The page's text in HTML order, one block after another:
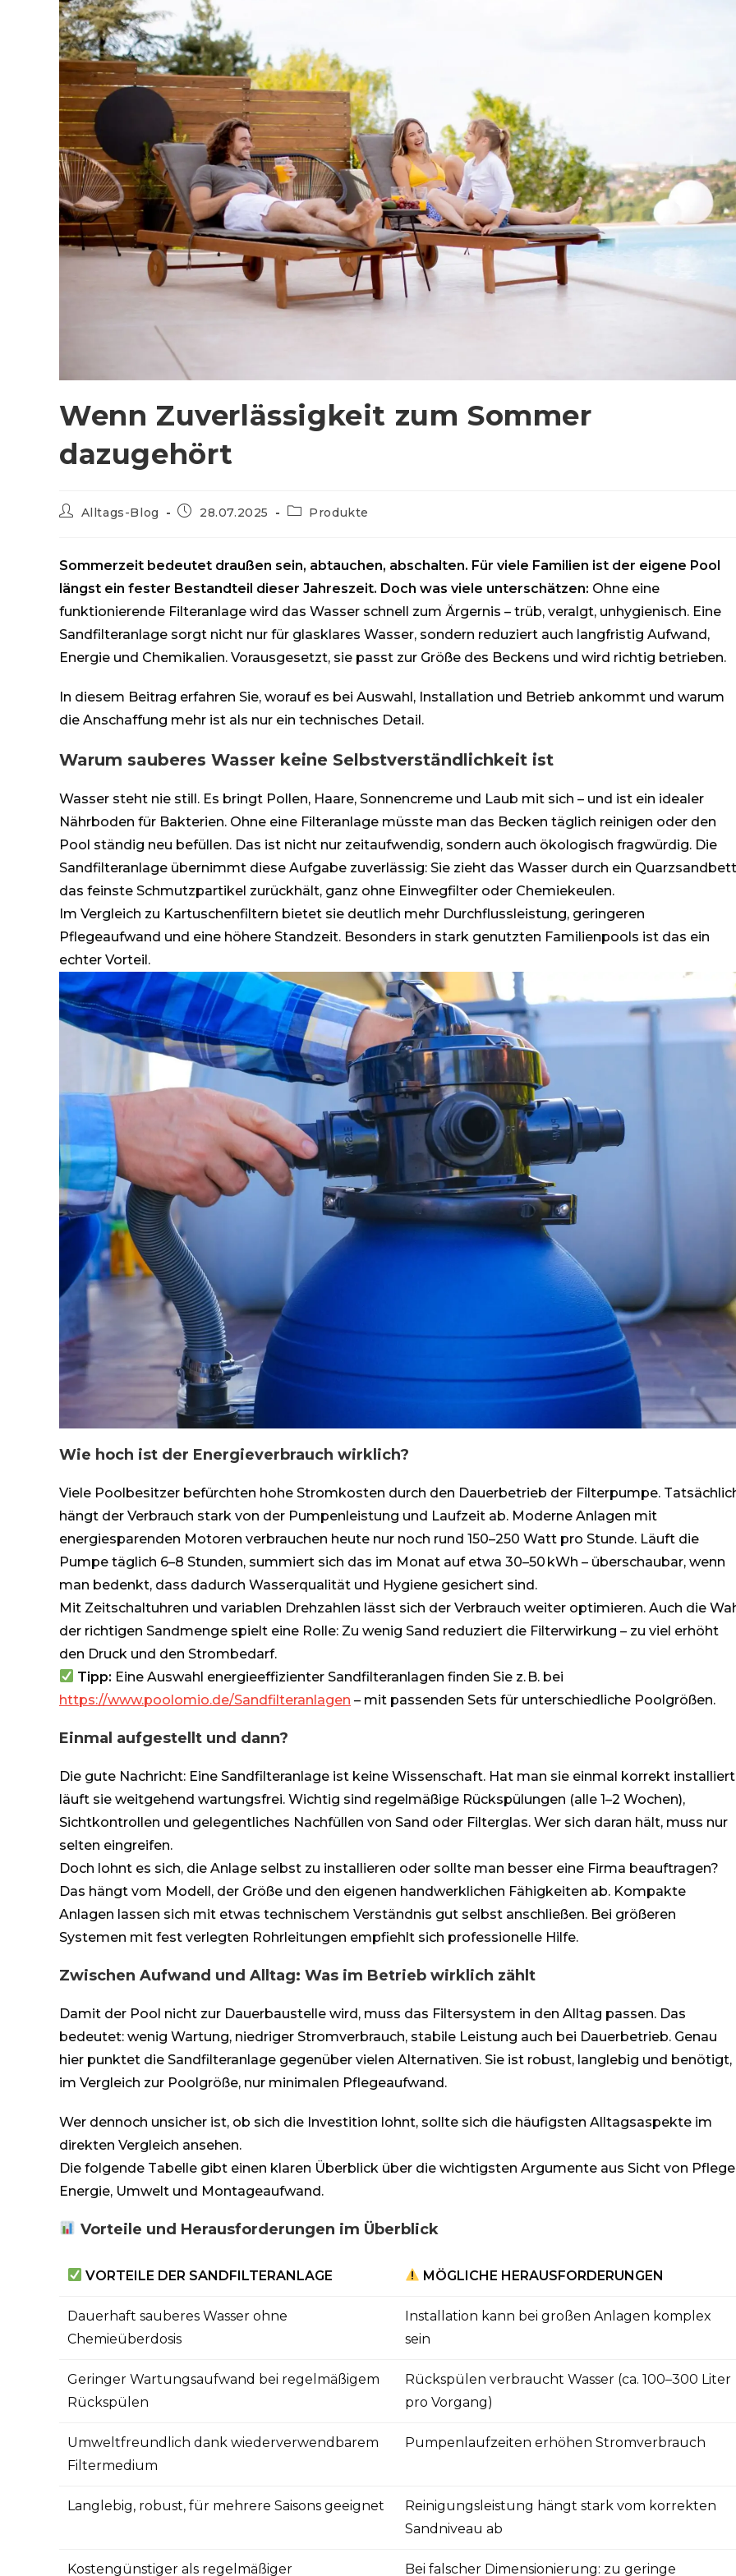
Wenn Zuverlässigkeit zum Sommer
dazugehört
Beitrags-
Alltags-Blog
Beitrag28.07.2025
Beitrags-
Produkte
Sommerzeit bedeutet draußen sein, abtauchen, abschalten. Für viele Familien ist der eigene Pool
längst ein fester Bestandteil dieser Jahreszeit. Doch was viele unterschätzen: Ohne eine
funktionierende Filteranlage wird das Wasser schnell zum Ärgernis – trüb, veralgt, unhygienisch. Eine
Sandfilteranlage sorgt nicht nur für glasklares Wasser, sondern reduziert auch langfristig Aufwand,
Energie und Chemikalien. Vorausgesetzt, sie passt zur Größe des Beckens und wird richtig betrieben.
In diesem Beitrag erfahren Sie, worauf es bei Auswahl, Installation und Betrieb ankommt und warum
die Anschaffung mehr ist als nur ein technisches Detail.
Warum sauberes Wasser keine Selbstverständlichkeit ist
Wasser steht nie still. Es bringt Pollen, Haare, Sonnencreme und Laub mit sich – und ist ein idealer
Nährboden für Bakterien. Ohne eine Filteranlage müsste man das Becken täglich reinigen oder den
Pool ständig neu befüllen. Das ist nicht nur zeitaufwendig, sondern auch ökologisch fragwürdig. Die
Sandfilteranlage übernimmt diese Aufgabe zuverlässig: Sie zieht das Wasser durch ein
das feinste Schmutzpartikel zurückhält, ganz ohne Einwegfilter oder Chemiekeulen.
Im Vergleich zu Kartuschenfiltern bietet sie deutlich mehr Durchflussleistung, geringeren
Pflegeaufwand und eine höhere Standzeit. Besonders in stark genutzten Familienpools ist das ein
echter Vorteil.
Wie hoch ist der Energieverbrauch wirklich?
Viele Poolbesitzer befürchten hohe Stromkosten durch den Dauerbetrieb der Filterpumpe.
hängt der Verbrauch stark von der Pumpenleistung und Laufzeit ab. Moderne Anlagen mit
energiesparenden Motoren verbrauchen heute nur noch rund 150–250 Watt pro Stunde. Läuft die
Pumpe täglich 6–8 Stunden, summiert sich das im Monat auf etwa 30–50 kWh – überschaubar, wenn
man bedenkt, dass dadurch Wasserqualität und Hygiene gesichert sind.
Mit Zeitschaltuhren und variablen Drehzahlen lässt sich der Verbrauch weiter optimieren. Auch die
der richtigen Sandmenge spielt eine Rolle: Zu wenig Sand reduziert die Filterwirkung – zu viel erhöht
den Druck und den Strombedarf.
Tipp: Eine Auswahl energieeffizienter Sandfilteranlagen finden Sie z. B. bei
https://www.poolomio.de/Sandfilteranlagen – mit passenden Sets für unterschiedliche Poolgrößen.
Einmal aufgestellt und dann?
Die gute Nachricht: Eine Sandfilteranlage ist keine Wissenschaft. Hat man sie einmal korrekt
läuft sie weitgehend wartungsfrei. Wichtig sind regelmäßige Rückspülungen (alle 1–2 Wochen),
Sichtkontrollen und gelegentliches Nachfüllen von Sand oder Filterglas. Wer sich daran hält, muss nur
selten eingreifen.
Doch lohnt es sich, die Anlage selbst zu installieren oder sollte man besser eine Firma beauftragen?
Das hängt vom Modell, der Größe und den eigenen handwerklichen Fähigkeiten ab. Kompakte
Anlagen lassen sich mit etwas technischem Verständnis gut selbst anschließen. Bei größeren
Systemen mit fest verlegten Rohrleitungen empfiehlt sich professionelle Hilfe.
Zwischen Aufwand und Alltag: Was im Betrieb wirklich zählt
Damit der Pool nicht zur Dauerbaustelle wird, muss das Filtersystem in den Alltag passen. Das
bedeutet: wenig Wartung, niedriger Stromverbrauch, stabile Leistung auch bei Dauerbetrieb. Genau
hier punktet die Sandfilteranlage gegenüber vielen Alternativen. Sie ist robust, langlebig und benötigt,
im Vergleich zur Poolgröße, nur minimalen Pflegeaufwand.
Wer dennoch unsicher ist, ob sich die Investition lohnt, sollte sich die häufigsten Alltagsaspekte im
direkten Vergleich ansehen.
Die folgende Tabelle gibt einen klaren Überblick über die wichtigsten Argumente aus Sicht von
Energie, Umwelt und Montageaufwand.
Vorteile und Herausforderungen im Überblick
VORTEILE DER SANDFILTERANLAGE MÖGLICHE HERAUSFORDERUNGEN
Dauerhaft sauberes Wasser ohne
Chemieüberdosis
Installation kann bei großen Anlagen komplex
sein
Geringer Wartungsaufwand bei regelmäßigem
Rückspülen
Rückspülen verbraucht Wasser (ca. 100–300 Liter
pro Vorgang)
Umweltfreundlich dank wiederverwendbarem
Filtermedium
Pumpenlaufzeiten erhöhen Stromverbrauch
Langlebig, robust, für mehrere Saisons geeignet
Reinigungsleistung hängt stark vom korrekten
Sandniveau ab
Kostengünstiger als regelmäßiger Bei falscher Dimensionierung: zu geringe